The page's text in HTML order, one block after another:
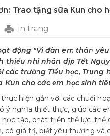
Trao tặng sữa Kun cho
in trang
động "Vì đàn em thân
thiếu nhi nhân dịp Tết
các trường Tiểu học,
Kun cho các em học sinh
hiện gắn với các chuỗi
ý nghĩa thiết thực, giúp các
tập, phát triển thể lực,
có giá trị, biết yêu thương và